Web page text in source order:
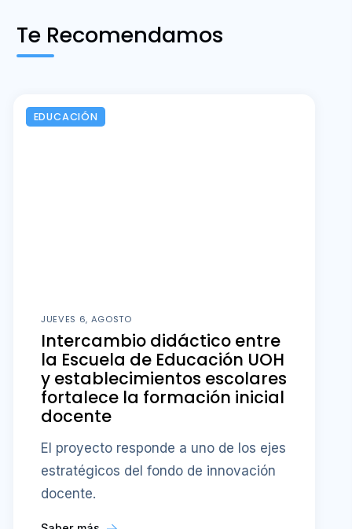
Te Recomendamos
EDUCACIÓN
JUEVES 6, AGOSTO
Intercambio didáctico entre
la Escuela de Educación UOH
y establecimientos escolares
fortalece la formación inicial
docente
El proyecto responde a uno de los ejes
estratégicos del fondo de innovación
docente.